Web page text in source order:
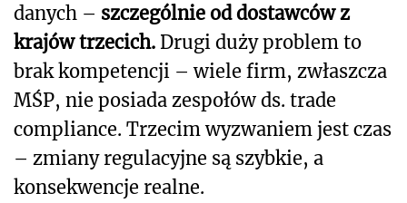
danych – szczególnie od dostawców z
krajów trzecich. Drugi duży problem to
brak kompetencji – wiele firm, zwłaszcza
MŚP, nie posiada zespołów ds. trade
compliance. Trzecim wyzwaniem jest czas
– zmiany regulacyjne są szybkie, a
konsekwencje realne.